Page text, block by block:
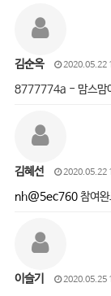
김순옥 2020.05.22
8777774a - 맘스맘
김혜선 2020.05.22
nh@5ec760참여완
이슬기 2020.05.25